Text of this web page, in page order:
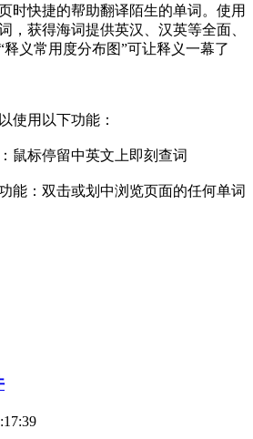
时快捷的帮助翻译陌生的单词。使用
，获得海词提供英汉、汉英等全面、
义常用度分布图”可让释义一幕了
使用以下功能：
鼠标停留中英文上即刻查词
能：双击或划中浏览页面的任何单词